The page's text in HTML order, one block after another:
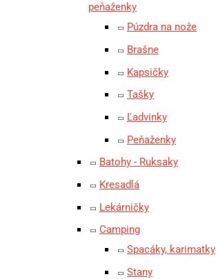
peňaženky
Púzdra na nože
Brašne
Kapsičky
Tašky
Ľadvinky
Peňaženky
Batohy - Ruksaky
Kresadlá
Lekárničky
Camping
Spacáky, karimatky
Stany